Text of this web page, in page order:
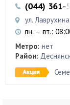
(044) 361-
ул.
пн. — пт.:
Метро: нет
Район: